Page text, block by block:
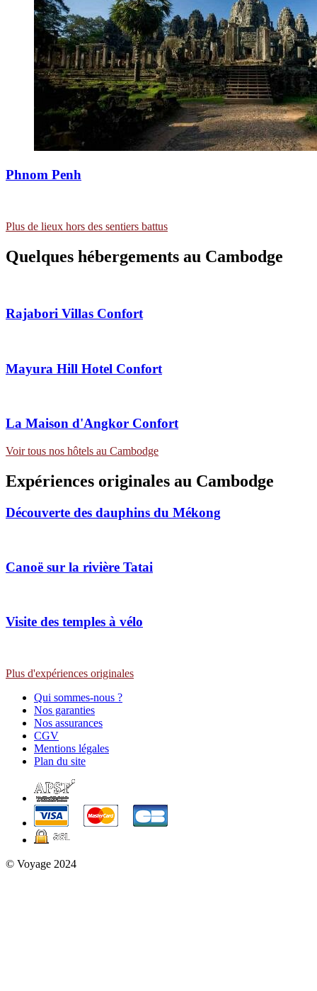
Phnom Penh
Plus de lieux hors des sentiers battus
Quelques hébergements au Cambodge
Rajabori Villas Confort
Mayura Hill Hotel Confort
La Maison d'Angkor Confort
Voir tous nos hôtels au Cambodge
Expériences originales au Cambodge
Découverte des dauphins du Mékong
Canoë sur la rivière Tatai
Visite des temples à vélo
Plus d'expériences originales
Qui sommes-nous ?
Nos garanties
Nos assurances
CGV
Mentions légales
Plan du site
© Voyage 2024